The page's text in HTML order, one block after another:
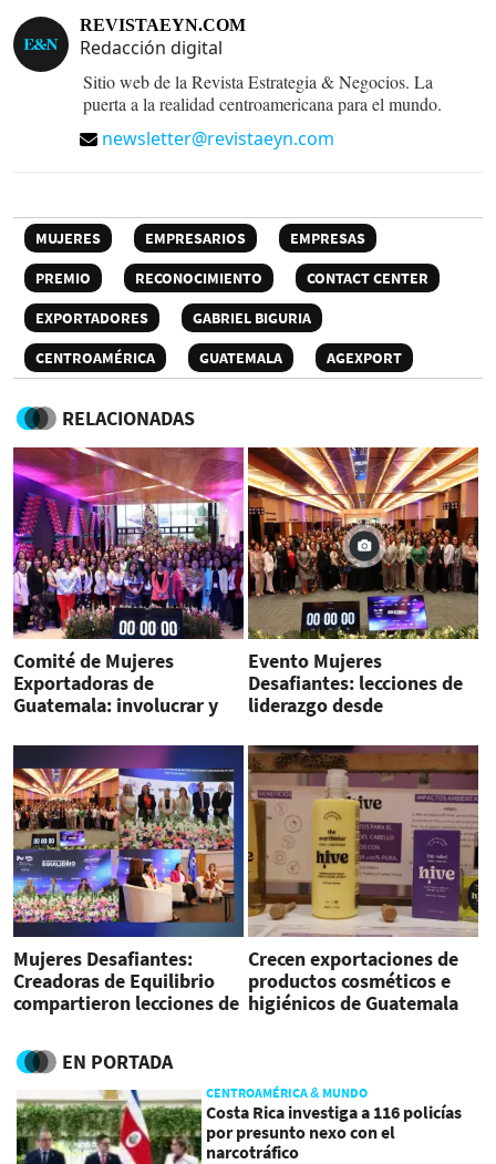
REVISTAEYN.COM
Redacción digital
Sitio web de la Revista Estrategia & Negocios. La
puerta a la realidad centroamericana para el mundo.
newsletter@revistaeyn.com
MUJERES EMPRESARIOS
EMPRESAS
PREMIO
RECONOCIMIENTO
CONTACT CENTER
EXPORTADORES
GABRIEL BIGURIA
CENTROAMÉRICA
GUATEMALA AGEXPORT
RELACIONADAS
Comité de Mujeres
Exportadoras de
Guatemala: involucrar y
líderes
Evento Mujeres
Desafiantes: lecciones de
liderazgo desde
Mujeres Desafiantes:
Creadoras de Equilibrio
compartieron lecciones de
Guatemala
Crecen exportaciones de
productos cosméticos e
higiénicos de Guatemala
EN PORTADA
CENTROAMÉRICA & MUNDO
Costa Rica investiga a 116 policías
por presunto nexo con el
narcotráfico